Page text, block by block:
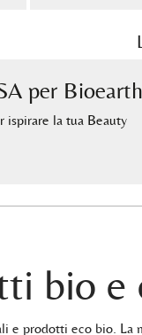
per Bioearth
ispirare la tua Beauty
bio
e prodotti eco bio. La